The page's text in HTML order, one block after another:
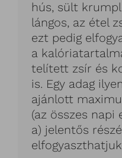
hús, sült
lángos, az étel
ezt pedig
a
telített zsír és
is. Egy adag
ajánlott
(az összes napi
a) jelentős